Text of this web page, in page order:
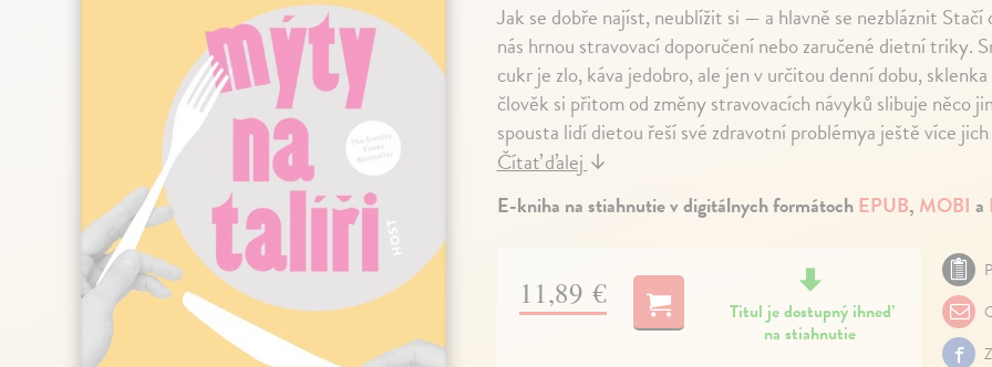
Jak se dobře najíst, neublížit si — a hlavně se nezbláznit
nás hrnou stravovací doporučení nebo zaručené dietní
cukr je zlo, káva jedobro, ale jen v určitou denní dobu,
člověk si přitom od změny stravovacích návyků slibuje něco
spousta lidí dietou řeší své zdravotní problémya ještě více
Čítať ďalej↓
E-kniha na stiahnutie v digitálnych formátochEPUB, MOBI a
11,89 €
Titul je dostupný ihneď
na stiahnutie